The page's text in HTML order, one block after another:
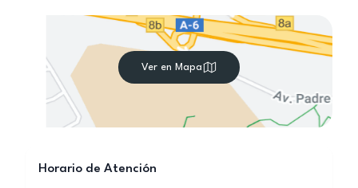
Ver en Mapa
Horario de Atención